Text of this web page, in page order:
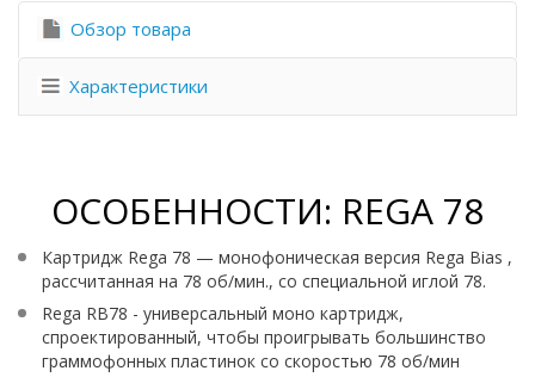
Обзор товара
Характеристики
ОСОБЕННОСТИ: REGA 78
Картридж Rega 78 — монофоническая версия Rega Bias ,
рассчитанная на 78 об/мин., со специальной иглой 78.
Rega RB78 - универсальный моно картридж,
спроектированный, чтобы проигрывать большинство
граммофонных пластинок со скоростью 78 об/мин